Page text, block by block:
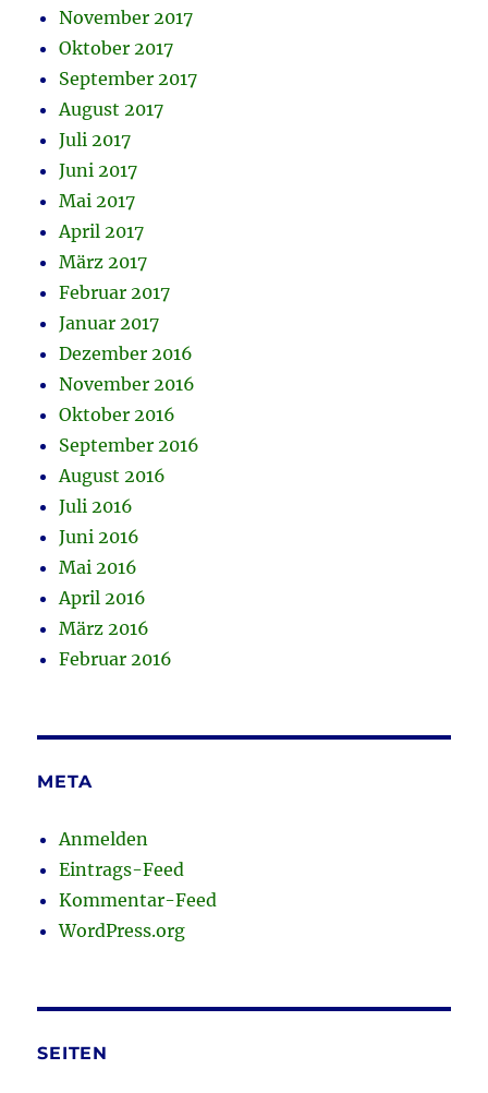
November 2017
Oktober 2017
September 2017
August 2017
Juli 2017
Juni 2017
Mai 2017
April 2017
März 2017
Februar 2017
Januar 2017
Dezember 2016
November 2016
Oktober 2016
September 2016
August 2016
Juli 2016
Juni 2016
Mai 2016
April 2016
März 2016
Februar 2016
META
Anmelden
Eintrags-Feed
Kommentar-Feed
WordPress.org
SEITEN